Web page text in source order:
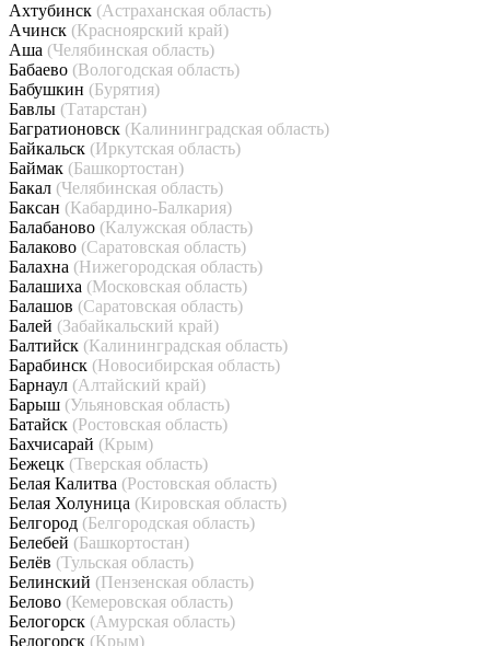
Ахтубинск (Астраханская область)
Ачинск (Красноярский край)
Аша (Челябинская область)
Бабаево (Вологодская область)
Бабушкин (Бурятия)
Бавлы (Татарстан)
Багратионовск (Калининградская область)
Байкальск (Иркутская область)
Баймак (Башкортостан)
Бакал (Челябинская область)
Баксан (Кабардино-Балкария)
Балабаново (Калужская область)
Балаково (Саратовская область)
Балахна (Нижегородская область)
Балашиха (Московская область)
Балашов (Саратовская область)
Балей (Забайкальский край)
Балтийск (Калининградская область)
Барабинск (Новосибирская область)
Барнаул (Алтайский край)
Барыш (Ульяновская область)
Батайск (Ростовская область)
Бахчисарай (Крым)
Бежецк (Тверская область)
Белая Калитва (Ростовская область)
Белая Холуница (Кировская область)
Белгород (Белгородская область)
Белебей (Башкортостан)
Белёв (Тульская область)
Белинский (Пензенская область)
Белово (Кемеровская область)
Белогорск (Амурская область)
Белогорск (Крым)